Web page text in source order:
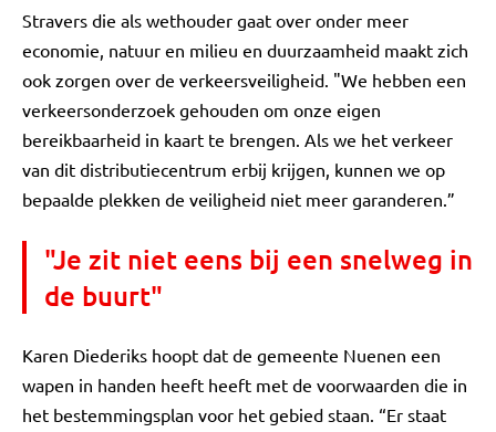
Stravers die als wethouder gaat over onder meer
economie, natuur en milieu en duurzaamheid maakt zich
ook zorgen over de verkeersveiligheid. "We hebben een
verkeersonderzoek gehouden om onze eigen
bereikbaarheid in kaart te brengen. Als we het verkeer
van dit distributiecentrum erbij krijgen, kunnen we op
bepaalde plekken de veiligheid niet meer garanderen.”
"Je zit niet eens bij een snelweg in
de buurt"
Karen Diederiks hoopt dat de gemeente Nuenen een
wapen in handen heeft heeft met de voorwaarden die in
het bestemmingsplan voor het gebied staan. “Er staat